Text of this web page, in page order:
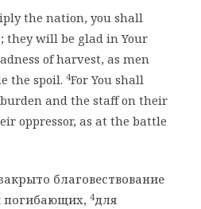
the nation, you shall
they will be glad in Your
of harvest, as men
the spoil. 4For You shall
and the staff on their
oppressor, as at the battle
благовествование
погибающих, 4для